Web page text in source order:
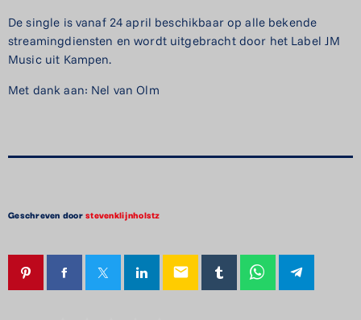
De single is vanaf 24 april beschikbaar op alle bekende
streamingdiensten en wordt uitgebracht door het Label JM
Music uit Kampen.
Met dank aan: Nel van Olm
Geschreven doorstevenklijnholstz
email